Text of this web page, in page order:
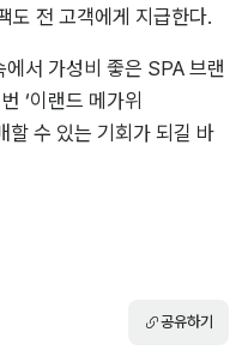
도 전 고객에게 지급한다.
서 가성비 좋은 SPA 브랜
‘이랜드 메가위
할 수 있는 기회가 되길 바
공유하기